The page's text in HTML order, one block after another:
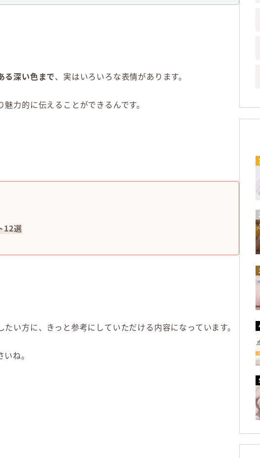
る深い色まで、実はいろいろな表情があります。
力的に伝えることができるんです。
12選
い方に、きっと参考にしていただける内容になっています。
ね。